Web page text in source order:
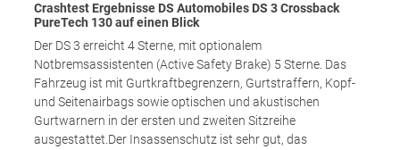
Crashtest Ergebnisse DS Automobiles DS 3 Crossback
PureTech 130 auf einen Blick
Der DS 3 erreicht 4 Sterne, mit optionalem
Notbremsassistenten (Active Safety Brake) 5 Sterne. Das
Fahrzeug ist mit Gurtkraftbegrenzern, Gurtstraffern, Kopf-
und Seitenairbags sowie optischen und akustischen
Gurtwarnern in der ersten und zweiten Sitzreihe
ausgestattet.Der Insassenschutz ist sehr gut, das